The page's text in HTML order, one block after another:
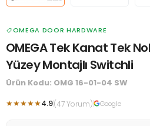
OMEGA DOOR HARDWARE
OMEGA Tek Kanat Tek
Yüzey Montajlı Switchli
Ürün Kodu: OMG 16-01-04 SW
★★★★★4.9(47 Yorum) Google